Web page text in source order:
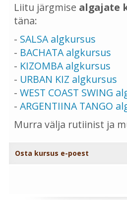
Liitu järgmise algajate
täna:
- SALSA algkursus
- BACHATA algkursus
- KIZOMBA algkursus
- URBAN KIZ algkursus
- WEST COAST SWING
- ARGENTIINA TANGO
Murra välja rutiinist ja
Osta kursus e-poest